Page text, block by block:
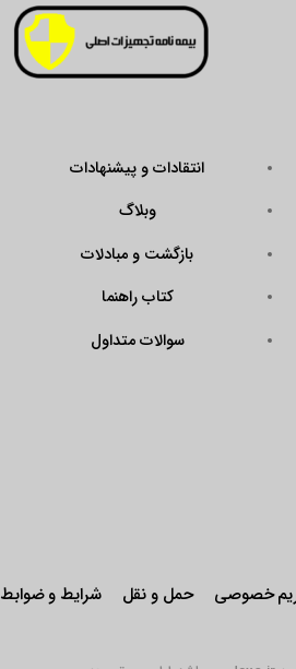
انتقادات و پیشنهادات
وبلاگ
بازگشت و مبادلات
کتاب راهنما
سوالات متداول
خصوصی حمل و نقل شرایط و ضوابط